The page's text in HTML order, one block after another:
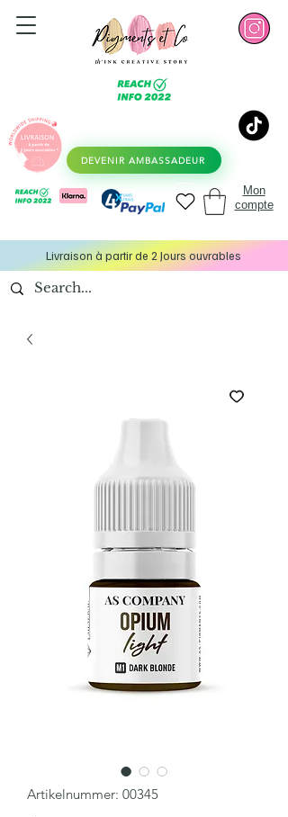
DEVENIR AMBASSADEUR
Mon
compte
Livraison à partir de 2 Jours ouvrables
Artikelnummer: 00345